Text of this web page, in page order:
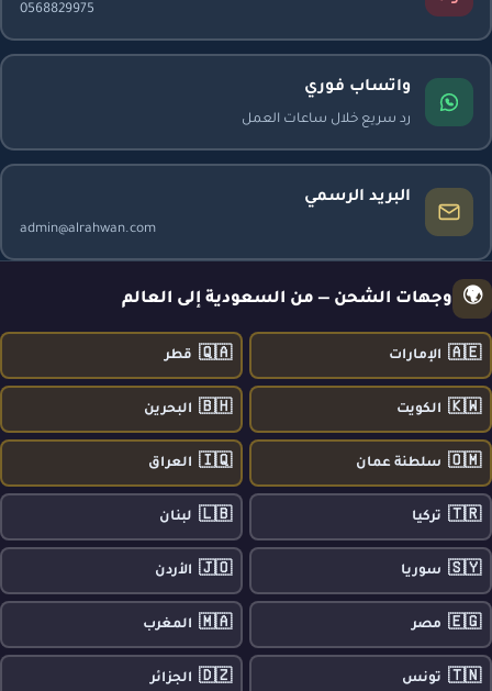
0568829975
واتساب فوري
رد سريع خلال ساعات العمل
البريد الرسمي
admin@alrahwan.com
🌍 وجهات الشحن — من السعودية إلى العالم
🇦🇪 الإمارات 🇶🇦 قطر
🇰🇼 الكويت 🇧🇭 البحرين
🇴🇲 سلطنة عمان 🇮🇶 العراق
🇹🇷 تركيا 🇱🇧 لبنان
🇸🇾 سوريا 🇯🇴 الأردن
🇪🇬 مصر 🇲🇦 المغرب
🇹🇳 تونس 🇩🇿 الجزائر